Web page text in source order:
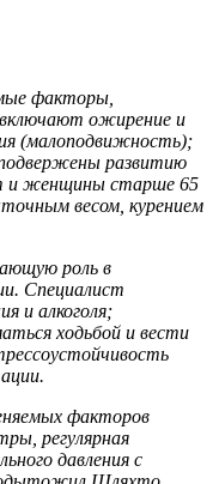
факторы,
ожирение и
(малоподвижность);
развитию
и женщины старше 65
весом, курением
роль в
Специалист
и алкоголя;
ходьбой и вести
факторов
регулярная
давления с